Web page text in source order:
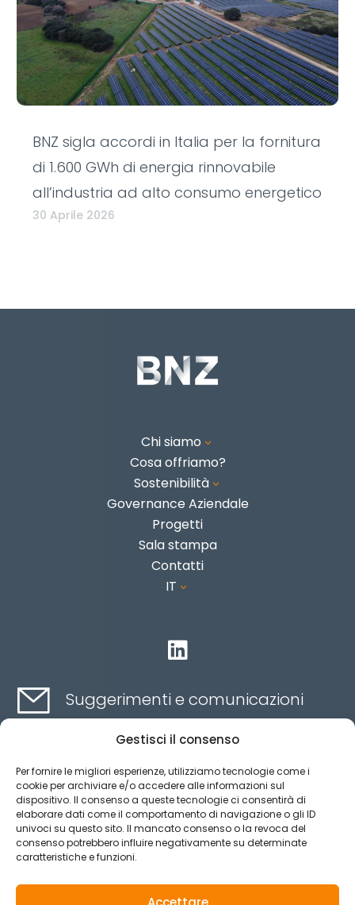
Gestisci il consenso
Per fornire le migliori esperienze, utilizziamo tecnologie come i
cookie per archiviare e/o accedere alle informazioni sul
dispositivo. Il consenso a queste tecnologie ci consentirà di
elaborare dati come il comportamento di navigazione o gli ID
univoci su questo sito. Il mancato consenso o la revoca del
consenso potrebbero influire negativamente su determinate
caratteristiche e funzioni.
BNZ sigla accordi in Italia per la fornitura
di 1.600 GWh di energia rinnovabile
all’industria ad alto consumo energetico
30 Aprile 2026
Chi siamo 3
Cosa offriamo?
Sostenibilità3
Governance Aziendale
Progetti
Sala stampa
Contatti
IT 3

Suggerimenti e comunicazioni
Canale etico
Política de privacidad